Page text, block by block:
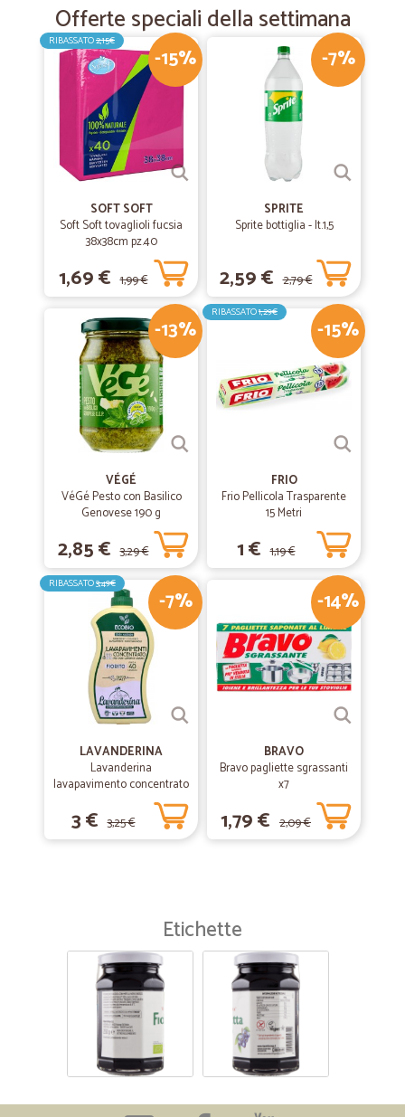
Offerte speciali della settimana
-15%
RIBASSATO2,15€
SOFT SOFT
Soft Soft tovaglioli fucsia
38x38cm pz.40
1,69 € 1,99 €
-7%
SPRITE
Sprite bottiglia - lt.1,5
2,59 € 2,79 €
-13%
VÉGÉ
VéGé Pesto con Basilico
Genovese 190 g
2,85 € 3,29 €
-15%
RIBASSATO1,29€
FRIO
Frio Pellicola Trasparente
15 Metri
1 € 1,19 €
-7%
RIBASSATO3,49€
LAVANDERINA
Lavanderina
lavapavimento concentrato
3 € 3,25 €
-14%
BRAVO
Bravo pagliette sgrassanti
x7
1,79 € 2,09 €
Etichette